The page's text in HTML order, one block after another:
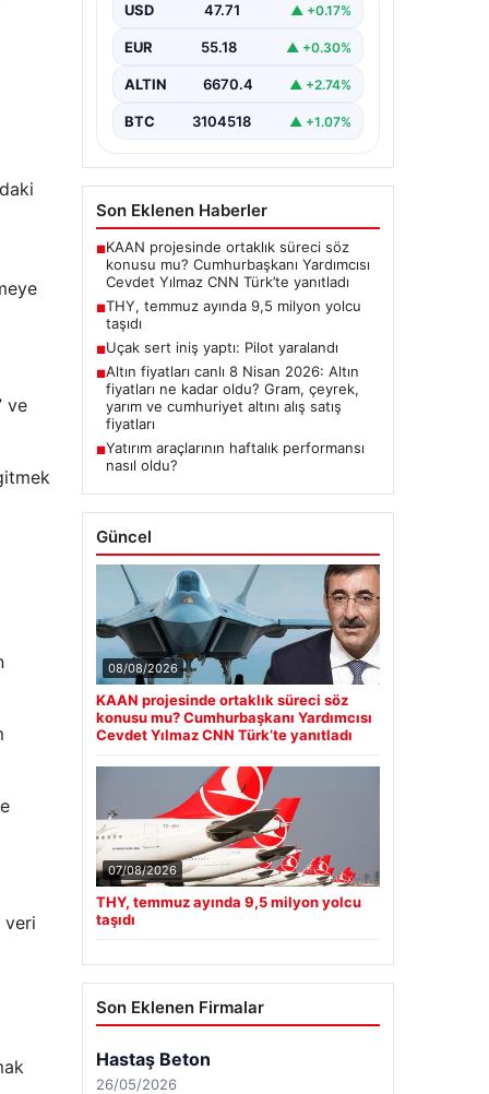
ve
veri
USD 47.71 ▲ +0.17%
EUR 55.18 ▲ +0.30%
ALTIN 6670.4 ▲ +2.74%
BTC 3104518 ▲ +1.07%
Son Eklenen Haberler
■KAAN projesinde ortaklık süreci söz
konusu mu? Cumhurbaşkanı Yardımcısı
Cevdet Yılmaz CNN Türk’te yanıtladı
■THY, temmuz ayında 9,5 milyon yolcu
taşıdı
■Uçak sert iniş yaptı: Pilot yaralandı
■Altın fiyatları canlı 8 Nisan 2026: Altın
fiyatları ne kadar oldu? Gram, çeyrek,
yarım ve cumhuriyet altını alış satış
fiyatları
■Yatırım araçlarının haftalık performansı
nasıl oldu?
Güncel
08/08/2026
KAAN projesinde ortaklık süreci söz
konusu mu? Cumhurbaşkanı Yardımcısı
Cevdet Yılmaz CNN Türk’te yanıtladı
07/08/2026
THY, temmuz ayında 9,5 milyon yolcu
taşıdı
Son Eklenen Firmalar
Hastaş Beton
26/05/2026